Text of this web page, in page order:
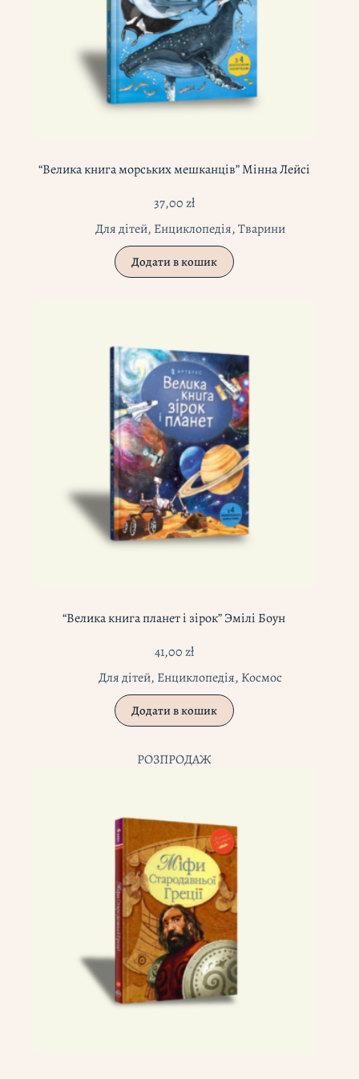
“Велика книга морських мешканців” Мінна Лейсі
37,00zł
Для дітей, Енциклопедія,Тварини
Додати в кошик
“Велика книга планет і зірок” Эмілі Боун
41,00zł
Для дітей, Енциклопедія, Космос
Додати в кошик
РОЗПРОДАЖ